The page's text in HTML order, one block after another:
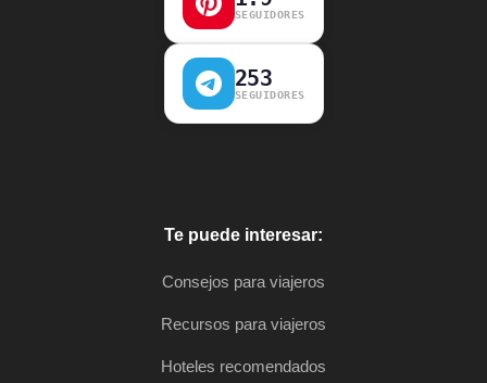
SEGUIDORES
253
SEGUIDORES
Te puede interesar:
Consejos para viajeros
Recursos para viajeros
Hoteles recomendados